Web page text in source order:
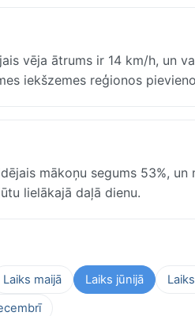
vēja ātrums ir 14 km/h, un
iekšzemes reģionos
mākoņu segums 53%,
lielākajā daļā dienu.
Laiks maijā Laiks jūnijā